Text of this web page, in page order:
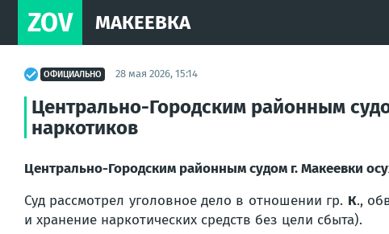
ZOV МАКЕЕВКА
ОФИЦИАЛЬНО 28 мая 2026, 15:14
Центрально-Городским районным
наркотиков
Центрально-Городским районным судом г. Макеевки
Суд рассмотрел уголовное дело в отношении гр. К.,
и хранение наркотических средств без цели сбыта).